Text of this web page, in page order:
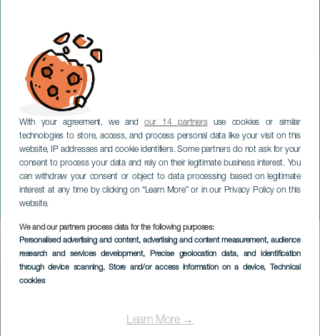
With your agreement, we andour 14 partnersuse cookies or similar
technologies to store, access, and process personal data like your visit on this
website, IP addresses and cookie identifiers. Some partners do not ask for your
consent to process your data and rely on their legitimate business interest. You
can withdraw your consent or object to data processing based on legitimate
interest at any time by clicking on “Learn More” or in our Privacy Policy on this
website.
We and our partners process data for the following purposes:
Personalised advertising and content, advertising and content measurement, audience
research and services development, Precise geolocation data, and identification
through device scanning, Store and/or access information on a device, Technical
cookies
Learn More →
César Manrique Trophy
RCNA Calero - Marinaer
LANZAROTE
Imagen
Listado